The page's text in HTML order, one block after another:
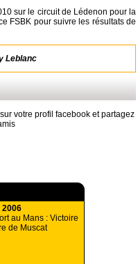
sur le circuit de Lédenon pour la
FSBK pour suivre les résultats de
Leblanc
votre profil facebook et partagez
2006
au Mans : Victoire
de Muscat